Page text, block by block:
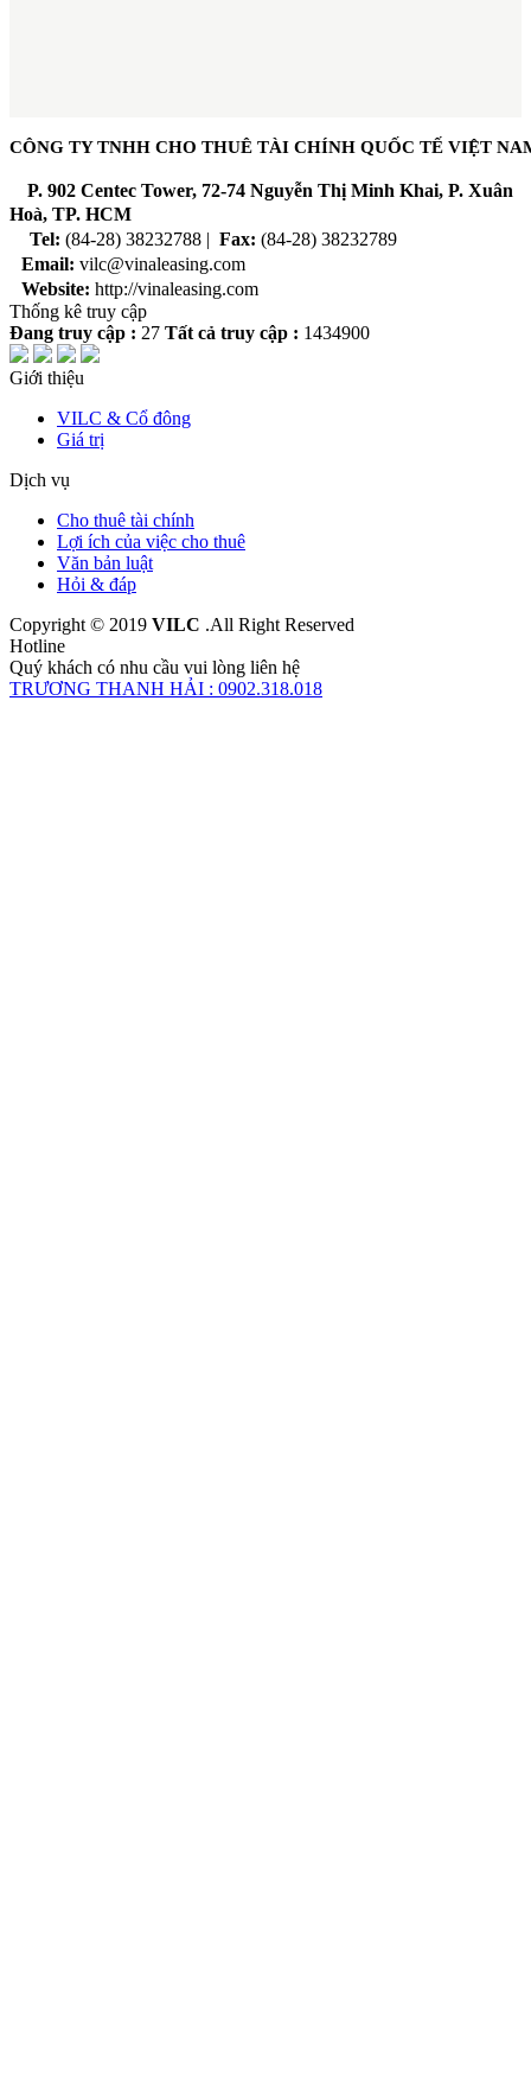
CÔNG TY TNHH CHO THUÊ TÀI CHÍNH QUỐC TẾ VIỆT
P. 902 Centec Tower, 72-74 Nguyễn Thị Minh Khai, P. Xuân
Hoà, TP. HCM
Tel: (84-28) 38232788 | Fax: (84-28) 38232789
Email: vilc@vinaleasing.com
Website: http://vinaleasing.com
Thống kê truy cập
Đang truy cập : 27 Tất cả truy cập : 1434900
Giới thiệu
VILC & Cổ đông
Giá trị
Dịch vụ
Cho thuê tài chính
Lợi ích của việc cho thuê
Văn bản luật
Hỏi & đáp
Copyright © 2019 VILC .All Right Reserved
Hotline
Quý khách có nhu cầu vui lòng liên hệ
TRƯƠNG THANH HẢI : 0902.318.018